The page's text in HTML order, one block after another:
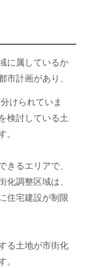
に属しているか
計画があり、
けられていま
検討している土
るエリアで、
調整区域は、
住宅建設が制限
る土地が市街化